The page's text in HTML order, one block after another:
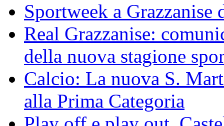
Sportweek a
Real Grazzanise:
della nuova stagione
Calcio: La nuova S.
alla Prima Categoria